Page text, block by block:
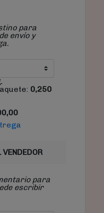
para
envío y
0,250
para
escribir